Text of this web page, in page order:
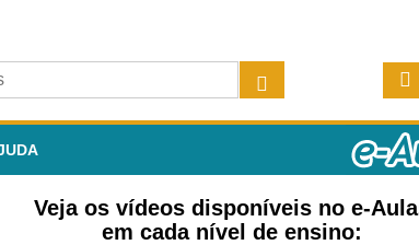
Veja os vídeos disponíveis no e-
em cada nível de ensino: